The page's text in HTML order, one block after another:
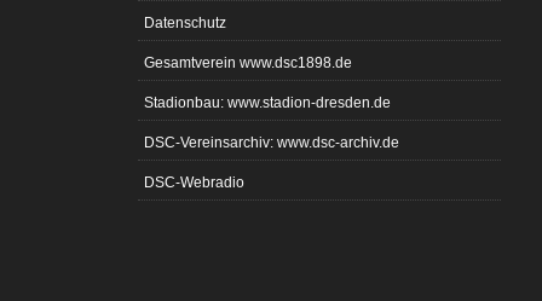
Datenschutz
Gesamtverein www.dsc1898.de
Stadionbau: www.stadion-dresden.de
DSC-Vereinsarchiv: www.dsc-archiv.de
DSC-Webradio